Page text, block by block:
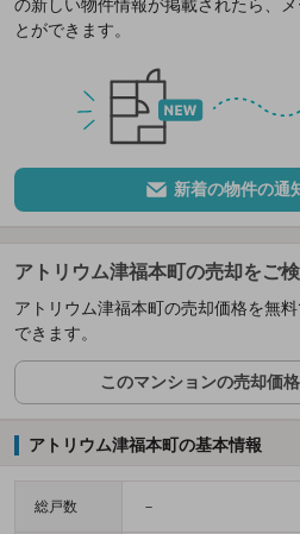
の新しい物件情報が掲載されたら、
とができます。
新着の物件の通
アトリウム津福本町の売却をご
アトリウム津福本町の売却価格を無
できます。
このマンションの売却価格
アトリウム津福本町の基本情報
総戸数 －